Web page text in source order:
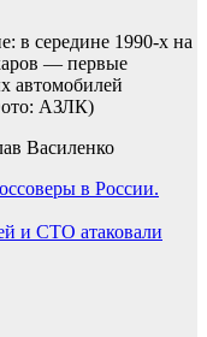
в середине 1990-х на
— первые
автомобилей
АЗЛК)
Василенко
в России.
и СТО атаковали